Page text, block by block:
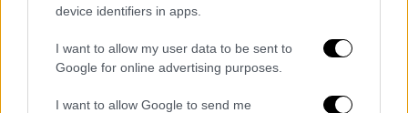
device identifiers in apps.
I want to allow my user data to be sent to
Google for online advertising purposes.
I want to allow Google to send me